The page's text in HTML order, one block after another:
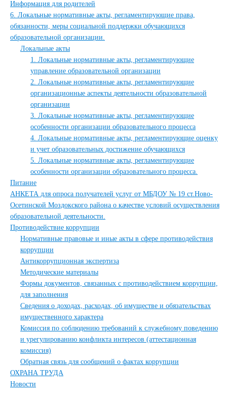
Информация для родителей
6. Локальные нормативные акты, регламентирующие права,
обязанности, меры социальной поддержки обучающихся
образовательной организации.
Локальные акты
1. Локальные нормативные акты, регламентирующие
управление образовательной организации
2. Локальные нормативные акты, регламентирующие
организационные аспекты деятельности образовательной
организации
3. Локальные нормативные акты, регламентирующие
особенности организации образовательного процесса
4. Локальные нормативные акты, регламентирующие оценку
и учет образовательных достижение обучающихся
5. Локальные нормативные акты, регламентирующие
особенности организации образовательного процесса.
Питание
АНКЕТА для опроса получателей услуг от МБДОУ № 19 ст.Ново-
Осетинской Моздокского района о качестве условий осуществления
образовательной деятельности.
Противодействие коррупции
Нормативные правовые и иные акты в сфере противодействия
коррупции
Антикоррупционная экспертиза
Методические материалы
Формы документов, связанных с противодействием коррупции,
для заполнения
Сведения о доходах, расходах, об имуществе и обязательствах
имущественного характера
Комиссия по соблюдению требований к служебному поведению
и урегулированию конфликта интересов (аттестационная
комиссия)
Обратная связь для сообщений о фактах коррупции
ОХРАНА ТРУДА
Новости